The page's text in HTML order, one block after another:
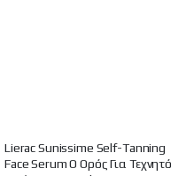
Lierac Sunissime Self-Tanning
Face Serum Ο Ορός Για Τεχνητό